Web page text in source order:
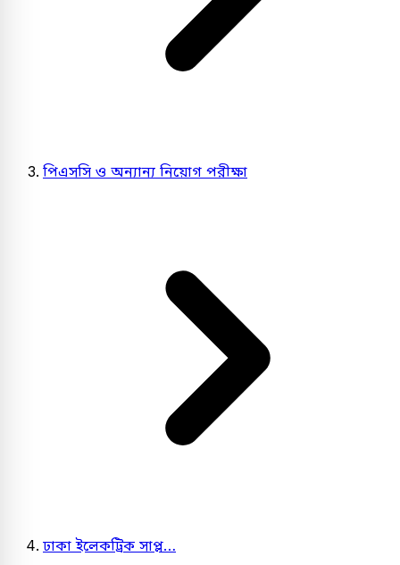
পিএসসি ও অন্যান্য নিয়োগ পরীক্ষা
ঢাকা ইলেকট্রিক সাপ্ল…